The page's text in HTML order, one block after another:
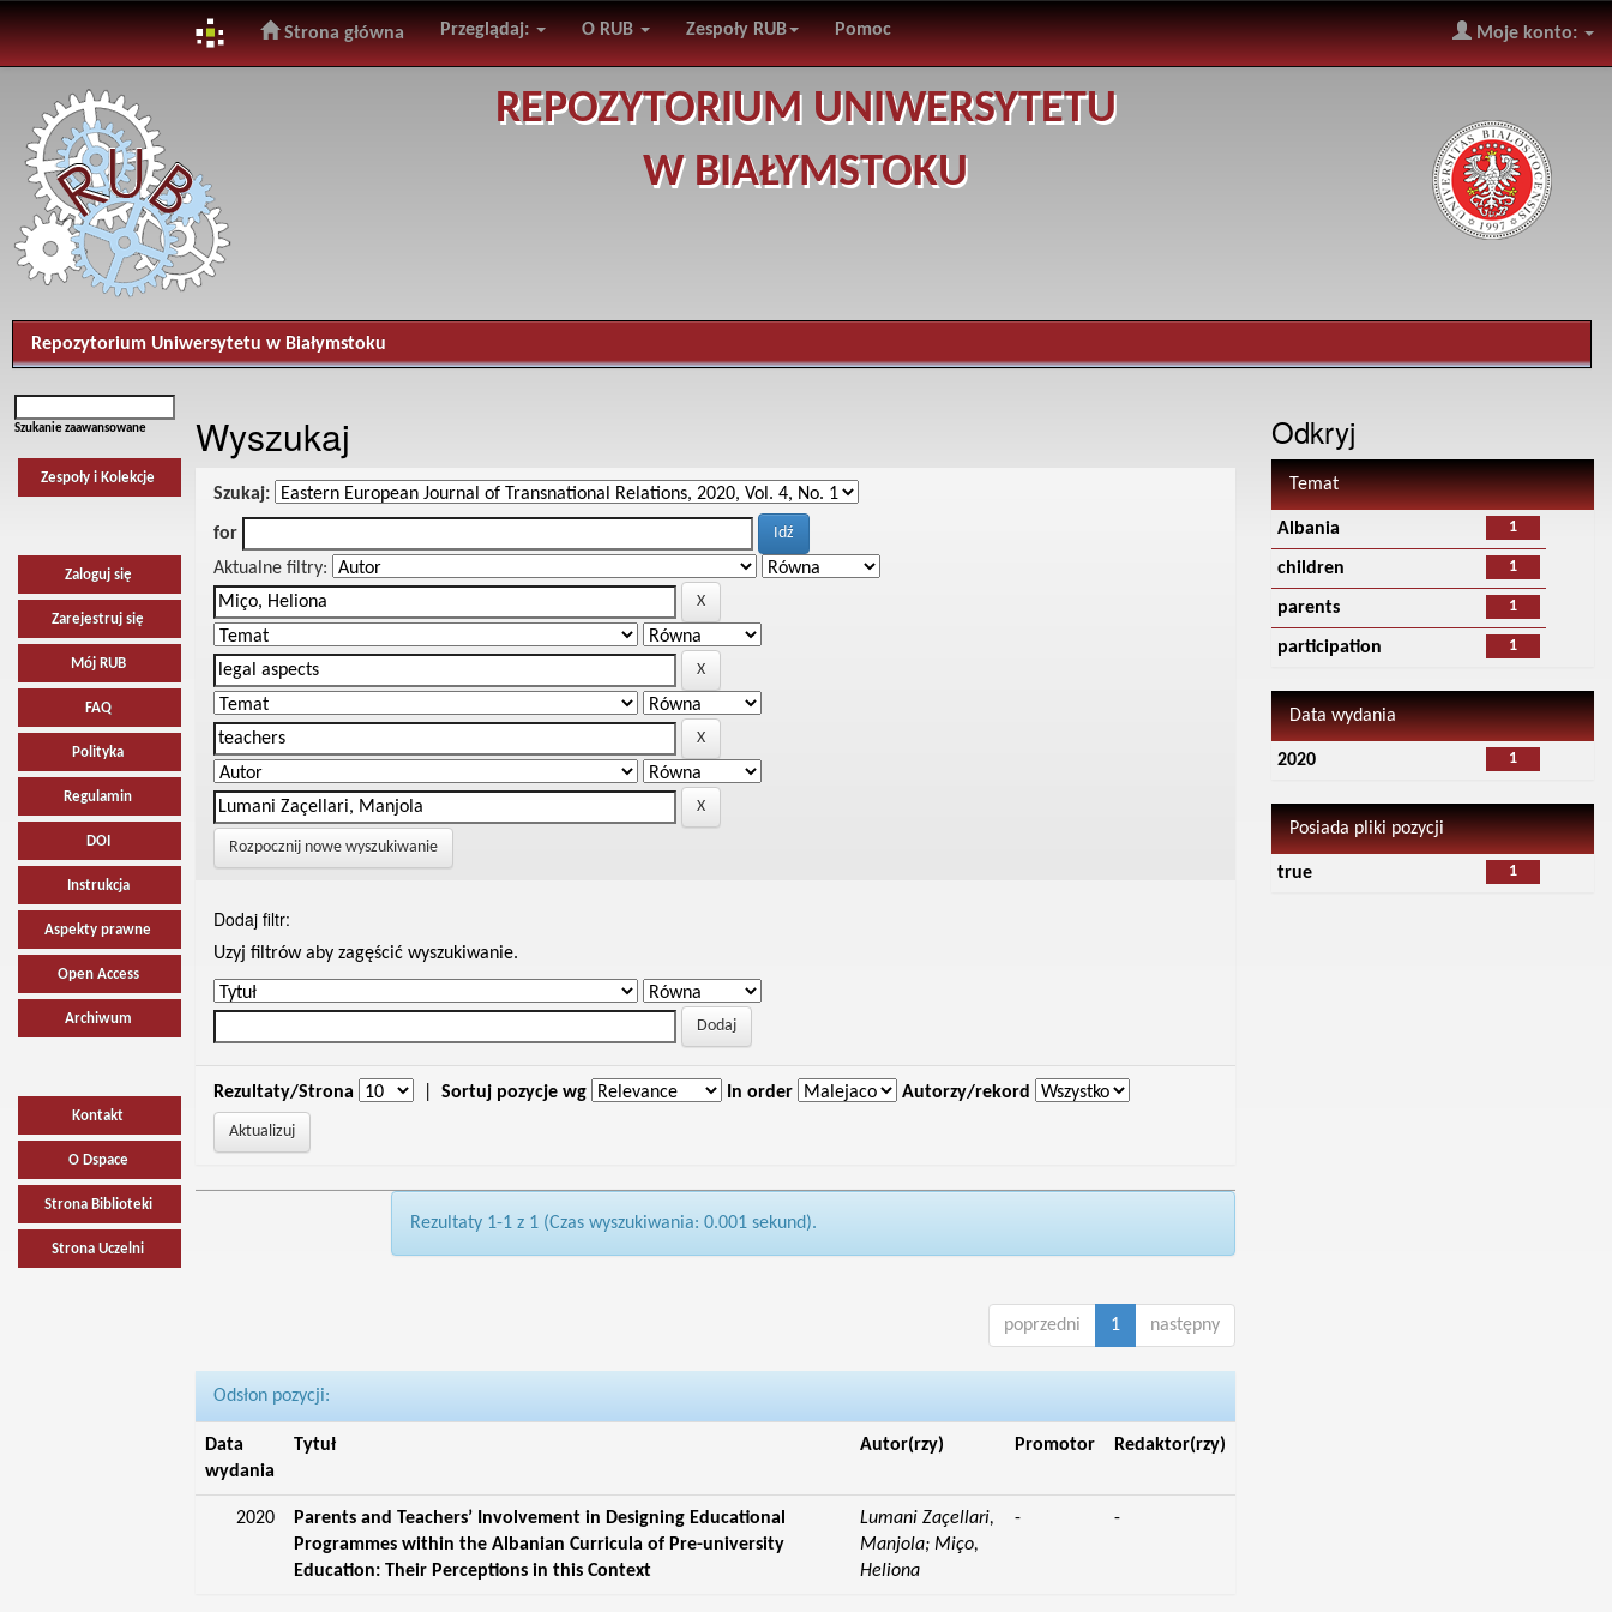
navigation
Strona główna Przeglądaj: O RUB Zespoły RUB Pomoc Moje konto:
REPOZYTORIUM UNIWERSYTETU
W BIAŁYMSTOKU
Repozytorium Uniwersytetu w Białymstoku
Szukanie zaawansowane
Zespoły i Kolekcje
Zaloguj się
Zarejestruj się
Mój RUB
FAQ
Polityka
Regulamin
DOI
Instrukcja
Aspekty prawne
Open Access
Archiwum
Kontakt
O Dspace
Strona Biblioteki
Strona Uczelni
Wyszukaj
Szukaj:
for
Aktualne filtry:
Rozpocznij nowe wyszukiwanie
Dodaj filtr:
Uzyj filtrów aby zagęścić wyszukiwanie.
Rezultaty/Strona Sortuj pozycje wg In order Autorzy/rekord
Rezultaty 1-1 z 1 (Czas wyszukiwania: 0.001 sekund).
poprzedni 1 następny
Odsłon pozycji:
Data
wydania
Tytuł Autor(rzy) Promotor Redaktor(rzy)
2020
Parents and Teachers’ Involvement in Designing Educational
Programmes within the Albanian Curricula of Pre-university
Education: Their Perceptions in this Context
Lumani Zaçellari,
Manjola; Miço,
Heliona
- -
Odkryj
Temat
1
Albania
1
children
1
parents
1
participation
Data wydania
1
2020
Posiada pliki pozycji
1
true